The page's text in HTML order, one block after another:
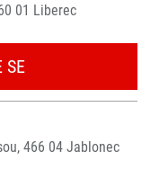
01 Liberec
SE
466 04 Jablonec